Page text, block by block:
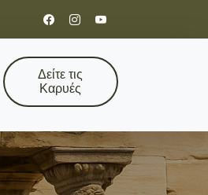
Δείτε τις
Καρυές